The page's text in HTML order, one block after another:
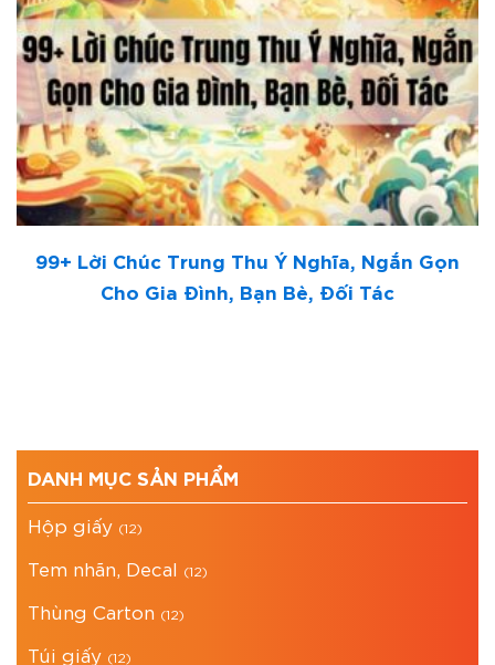
99+ Lời Chúc Trung Thu Ý Nghĩa, Ngắn Gọn
Cho Gia Đình, Bạn Bè, Đối Tác
DANH MỤC SẢN PHẨM
Hộp giấy (12)
Tem nhãn, Decal (12)
Thùng Carton (12)
Túi giấy (12)